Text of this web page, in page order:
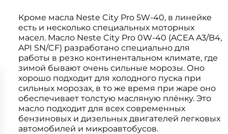
Кроме масла Neste City Pro 5W-40, в линейке
есть и несколько специальных моторных
масел. Масло Neste City Pro 0W-40 (ACEA A3/B4,
API SN/CF) разработано специально для
работы в резко континентальном климате, где
зимой бывают очень сильные морозы. Оно
хорошо подходит для холодного пуска при
сильных морозах, в то же время при жаре оно
обеспечивает толстую масляную плёнку. Это
масло подходит для всех современных
бензиновых и дизельных двигателей легковых
автомобилей и микроавтобусов.